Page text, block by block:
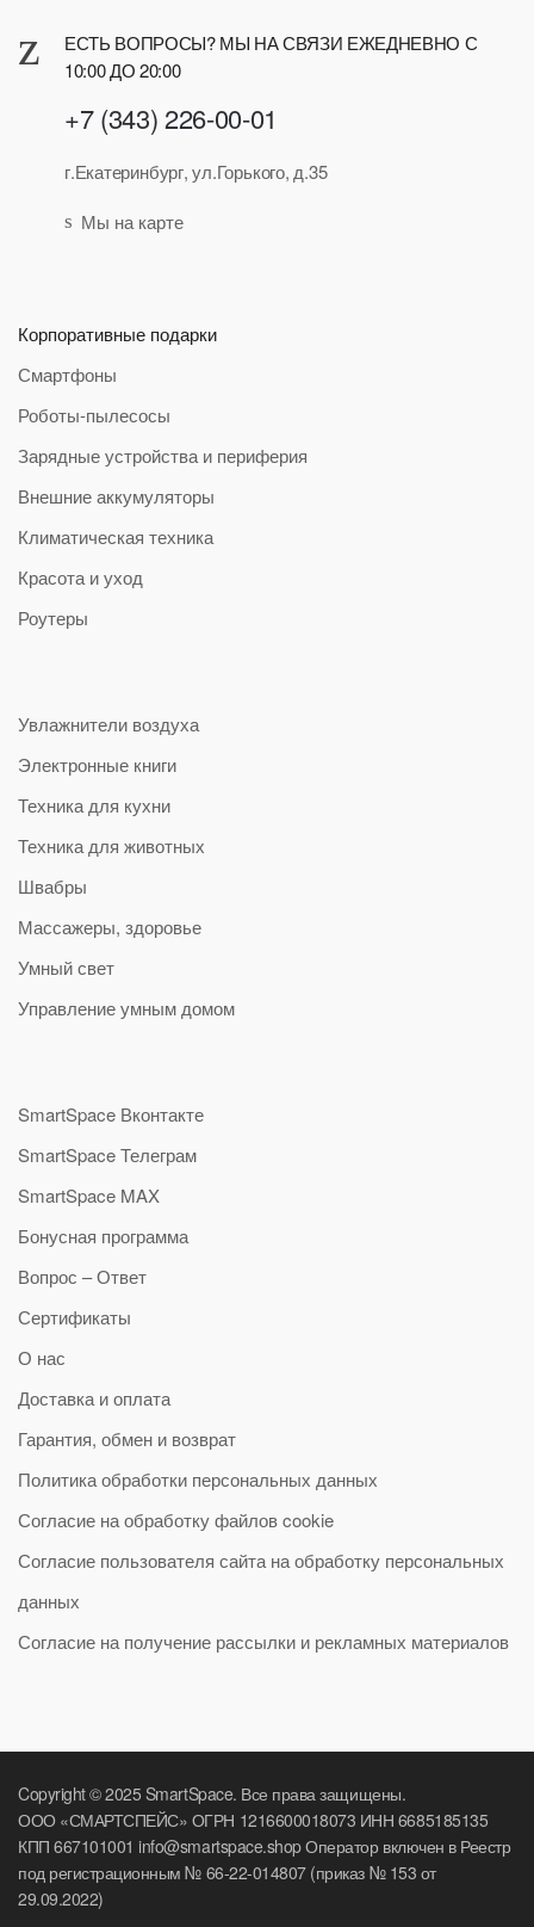
ЕСТЬ ВОПРОСЫ? МЫ НА СВЯЗИ ЕЖЕДНЕВНО С
10:00 ДО 20:00
+7 (343) 226-00-01
г.Екатеринбург, ул.Горького, д.35
Мы на карте
Корпоративные подарки
Смартфоны
Роботы-пылесосы
Зарядные устройства и периферия
Внешние аккумуляторы
Климатическая техника
Красота и уход
Роутеры
Увлажнители воздуха
Электронные книги
Техника для кухни
Техника для животных
Швабры
Массажеры, здоровье
Умный свет
Управление умным домом
SmartSpace Вконтакте
SmartSpace Телеграм
SmartSpace MAX
Бонусная программа
Вопрос – Ответ
Сертификаты
О нас
Доставка и оплата
Гарантия, обмен и возврат
Политика обработки персональных данных
Согласие на обработку файлов cookie
Согласие пользователя сайта на обработку персональных
данных
Согласие на получение рассылки и рекламных материалов
Copyright © 2025 SmartSpace. Все права защищены.
ООО «СМАРТСПЕЙС» ОГРН 1216600018073 ИНН 6685185135
КПП 667101001 info@smartspace.shop Оператор включен в Реестр
под регистрационным № 66-22-014807 (приказ № 153 от
29.09.2022)